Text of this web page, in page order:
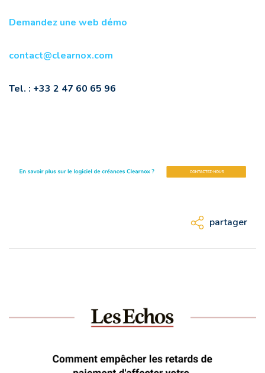
Demandez une web démo
contact@clearnox.com
Tel. : +33 2 47 60 65 96
partager